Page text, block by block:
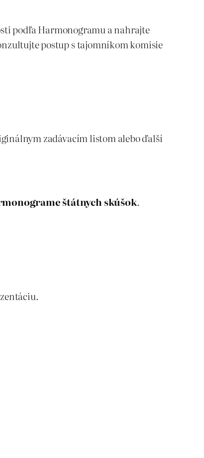
podľa Harmonogramu a nahrajte
postup s tajomníkom komisie
zadávacím listom alebo ďalší
štátnych skúšok.